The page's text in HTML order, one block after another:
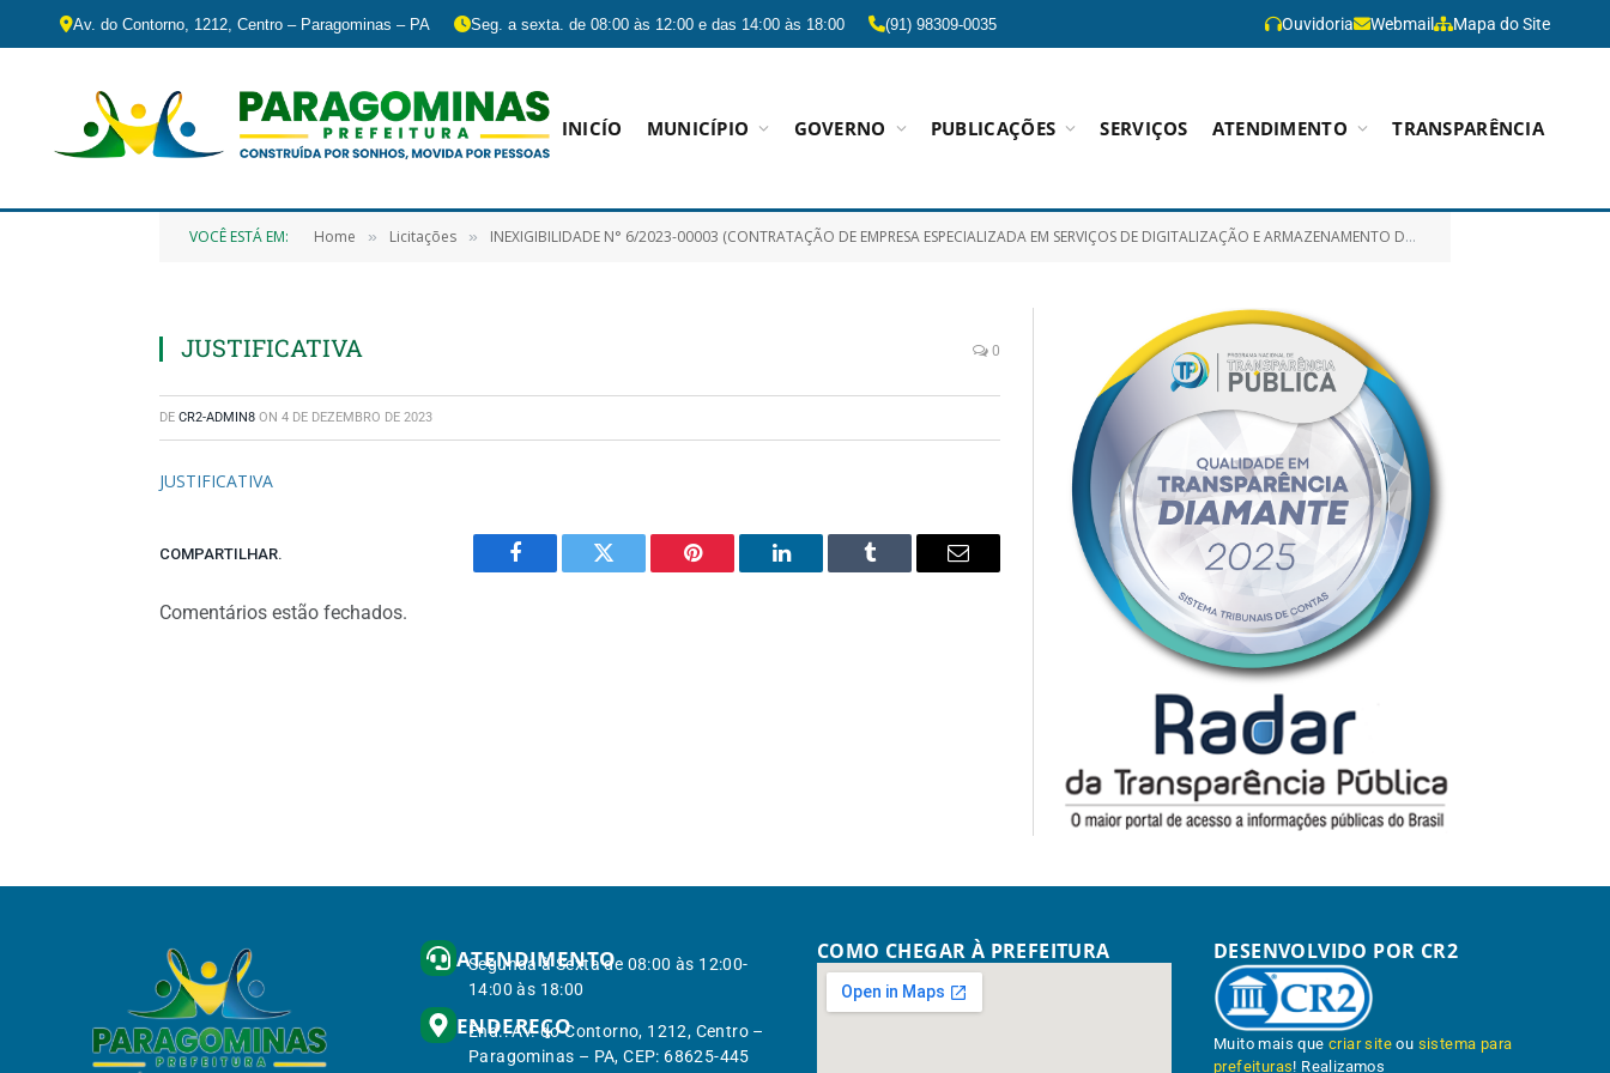
Av. do Contorno, 1212, Centro – Paragominas – PA Seg. a sexta. de 08:00 às 12:00 e das 14:00 às 18:00 (91) 98309-0035 Ouvidoria Webmail Mapa do Site
INICÍO MUNICÍPIO GOVERNO PUBLICAÇÕES SERVIÇOS ATENDIMENTO TRANSPARÊNCIA
VOCÊ ESTÁ EM: Home » Licitações » INEXIGIBILIDADE N° 6/2023-00003 (CONTRATAÇÃO DE EMPRESA ESPECIALIZADA EM SERVIÇOS DE DIGITALIZAÇÃO E ARMAZENAMENTO DE DOCUMENTOS, CONTEMPLANDO CONVERSÃO DE ACERVO FÍSICO EM DIGITAL E DISPONIBILIZAÇÃO DE SOFTWARE DE ARMAZENAMENTO E INDEXAÇÃO OBJETIVANDO ATENDER AS DEMANDAS DA SECRETARIA DE ADMINISTRAÇÃO E FINANÇAS)
JUSTIFICATIVA 0
DE CR2-ADMIN8 ON 4 DE DEZEMBRO DE 2023
JUSTIFICATIVA
COMPARTILHAR.
Facebook Twitter Pinterest LinkedIn Tumblr Email
Comentários estão fechados.
ATENDIMENTO
Segunda à Sexta de 08:00 às 12:00-
14:00 às 18:00
ENDEREÇO
End.: Av. do Contorno, 1212, Centro –
Paragominas – PA, CEP: 68625-445
COMO CHEGAR À PREFEITURA DESENVOLVIDO POR CR2
Muito mais quecriar site ou sistema para
prefeituras! Realizamos